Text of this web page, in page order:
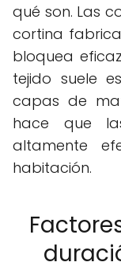
qué son. Las
cortina
bloquea
tejido suele
capas de
hace que
altamente
habitación.